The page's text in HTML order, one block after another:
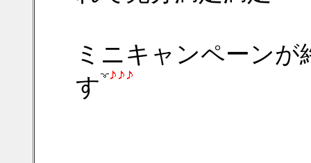
ミニキャンペーン
す